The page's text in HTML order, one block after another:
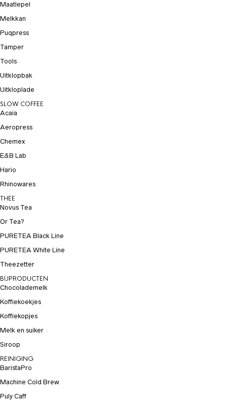
Maatlepel
Melkkan
Puqpress
Tamper
Tools
Uitklopbak
Uitkloplade
SLOW COFFEE
Acaia
Aeropress
Chemex
E&B Lab
Hario
Rhinowares
THEE
Novus Tea
Or Tea?
PURETEA Black Line
PURETEA White Line
Theezetter
BIJPRODUCTEN
Chocolademelk
Koffiekoekjes
Koffiekopjes
Melk en suiker
Siroop
REINIGING
BaristaPro
Machine Cold Brew
Puly Caff